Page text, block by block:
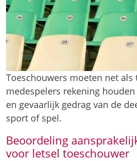
Toeschouwers moeten net als
medespelers rekening
en gevaarlijk gedrag van de
sport of spel.
Beoordeling
voor letsel toeschouwer